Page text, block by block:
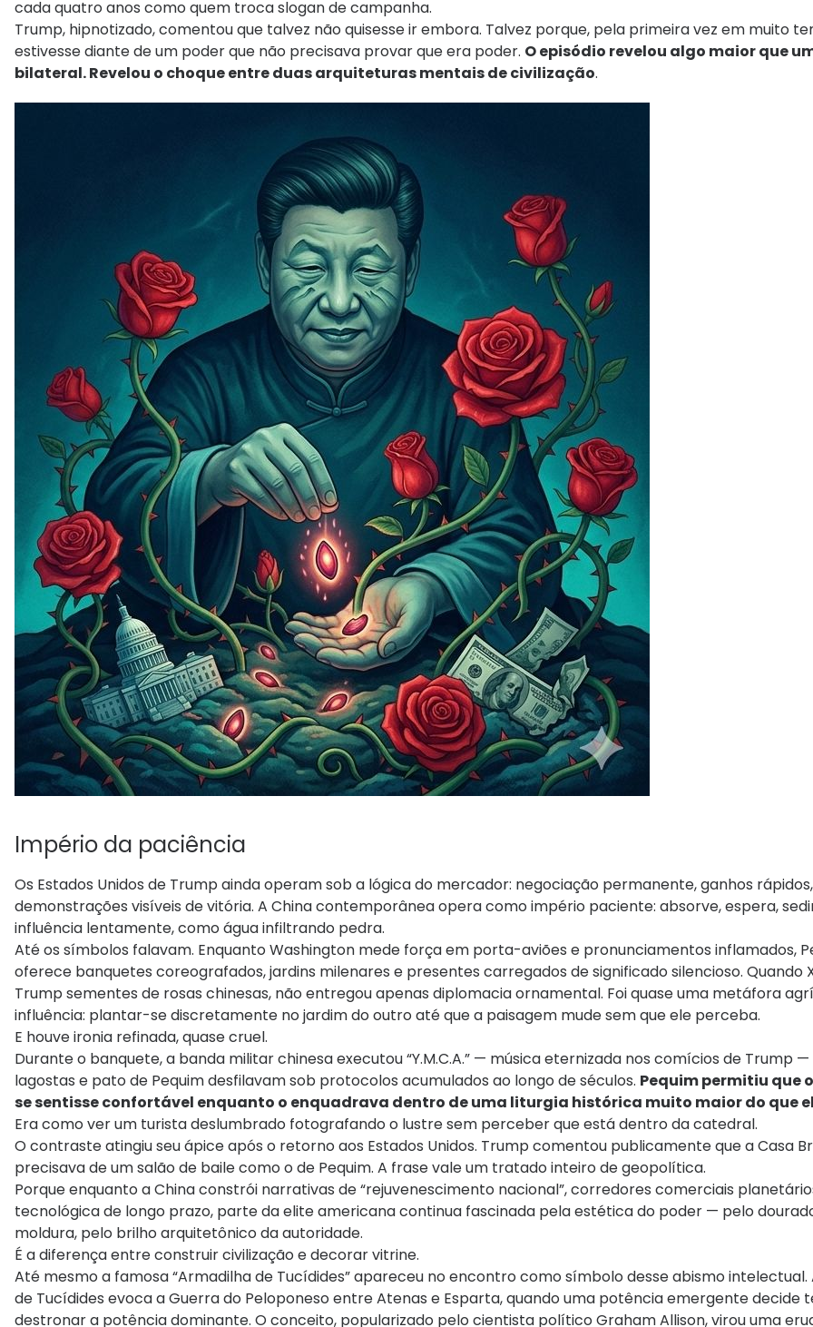
cada quatro anos como quem troca slogan de campanha.
Trump, hipnotizado, comentou que talvez não quisesse ir embora. Talvez porque, pela primeira vez em muito
estivesse diante de um poder que não precisava provar que era poder. O episódio revelou algo maior que
bilateral. Revelou o choque entre duas arquiteturas mentais de civilização.
Império da paciência
Os Estados Unidos de Trump ainda operam sob a lógica do mercador: negociação permanente, ganhos rápidos,
demonstrações visíveis de vitória. A China contemporânea opera como império paciente: absorve, espera,
influência lentamente, como água infiltrando pedra.
Até os símbolos falavam. Enquanto Washington mede força em porta-aviões e pronunciamentos inflamados,
oferece banquetes coreografados, jardins milenares e presentes carregados de significado silencioso. Quando
Trump sementes de rosas chinesas, não entregou apenas diplomacia ornamental. Foi quase uma metáfora
influência: plantar-se discretamente no jardim do outro até que a paisagem mude sem que ele perceba.
E houve ironia refinada, quase cruel.
Durante o banquete, a banda militar chinesa executou “Y.M.C.A.” — música eternizada nos comícios de Trump
lagostas e pato de Pequim desfilavam sob protocolos acumulados ao longo de séculos. Pequim permitiu que
se sentisse confortável enquanto o enquadrava dentro de uma liturgia histórica muito maior do que
Era como ver um turista deslumbrado fotografando o lustre sem perceber que está dentro da catedral.
O contraste atingiu seu ápice após o retorno aos Estados Unidos. Trump comentou publicamente que a Casa
precisava de um salão de baile como o de Pequim. A frase vale um tratado inteiro de geopolítica.
Porque enquanto a China constrói narrativas de “rejuvenescimento nacional”, corredores comerciais
tecnológica de longo prazo, parte da elite americana continua fascinada pela estética do poder — pelo
moldura, pelo brilho arquitetônico da autoridade.
É a diferença entre construir civilização e decorar vitrine.
Até mesmo a famosa “Armadilha de Tucídides” apareceu no encontro como símbolo desse abismo intelectual.
de Tucídides evoca a Guerra do Peloponeso entre Atenas e Esparta, quando uma potência emergente decide
destronar a potência dominante. O conceito, popularizado pelo cientista político Graham Allison, virou uma